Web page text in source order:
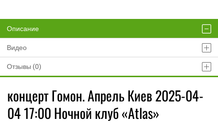
Описание
Видео
Отзывы (0)
концерт Гомон. Апрель Киев 2025-04-
04 17:00 Ночной клуб «Atlas»